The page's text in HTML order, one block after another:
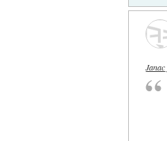
Janac